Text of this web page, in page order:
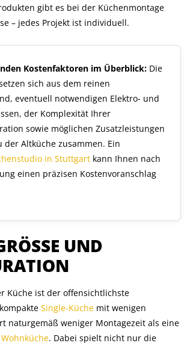
gibt es bei der Küchenmontage
– jedes Projekt ist individuell.
Kostenfaktoren im Überblick: Die
sich aus dem reinen
eventuell notwendigen Elektro- und
der Komplexität Ihrer
sowie möglichen Zusatzleistungen
der Altküche zusammen. Ein
in Stuttgart kann Ihnen nach
einen präzisen Kostenvoranschlag
UND K
Küche ist der offensichtlichste
Single-Küche mit wenigen
naturgemäß weniger Montagezeit als eine
. Dabei spielt nicht nur die